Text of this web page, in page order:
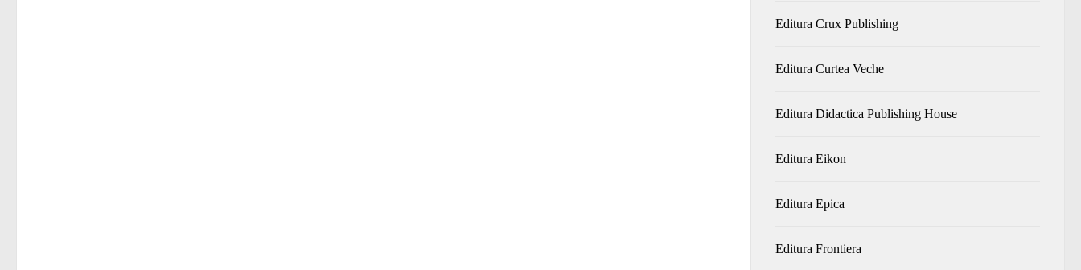
Editura Crux Publishing
Editura Curtea Veche
Editura Didactica Publishing House
Editura Eikon
Editura Epica
Editura Frontiera